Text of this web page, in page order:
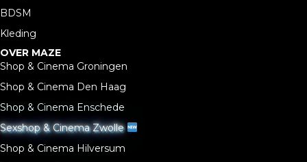
BDSM
Kleding
OVER MAZE
Shop & Cinema Groningen
Shop & Cinema Den Haag
Shop & Cinema Enschede
Sexshop & Cinema Zwolle
Shop & Cinema Hilversum